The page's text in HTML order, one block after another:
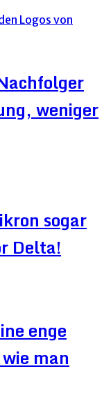
weniger
sogar
Delta!
enge
man